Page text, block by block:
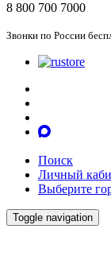
8 800 700 7000
Звонки по России
Поиск
Личный
Выберите
Toggle navigation